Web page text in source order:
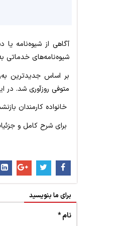
آگاهی از شیوه‌نامه‌
شیوه‌نامه‌های خدماتی
بر اساس جدیدترین
متوفی روزآوری شد. در این چارچوب معادل ۶ ماه آخرین مستمری
خانواده کارمندان
برای شرح کامل و
برای ما بنویسید
نام *